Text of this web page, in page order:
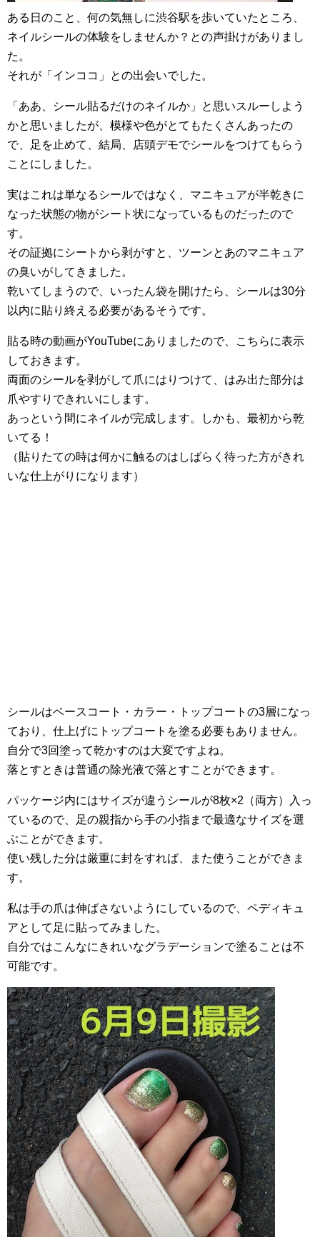
ある日のこと、何の気無しに渋谷駅を歩いていたところ、
ネイルシールの体験をしませんか？との声掛けがありまし
た。
それが「インココ」との出会いでした。
「ああ、シール貼るだけのネイルか」と思いスルーしよう
かと思いましたが、模様や色がとてもたくさんあったの
で、足を止めて、結局、店頭デモでシールをつけてもらう
ことにしました。
実はこれは単なるシールではなく、マニキュアが半乾きに
なった状態の物がシート状になっているものだったので
す。
その証拠にシートから剥がすと、ツーンとあのマニキュア
の臭いがしてきました。
乾いてしまうので、いったん袋を開けたら、シールは30分
以内に貼り終える必要があるそうです。
貼る時の動画がYouTubeにありましたので、こちらに表示
しておきます。
両面のシールを剥がして爪にはりつけて、はみ出た部分は
爪やすりできれいにします。
あっという間にネイルが完成します。しかも、最初から乾
いてる！
（貼りたての時は何かに触るのはしばらく待った方がきれ
いな仕上がりになります）
シールはベースコート・カラー・トップコートの3層になっ
ており、仕上げにトップコートを塗る必要もありません。
自分で3回塗って乾かすのは大変ですよね。
落とすときは普通の除光液で落とすことができます。
パッケージ内にはサイズが違うシールが8枚×2（両方）入っ
ているので、足の親指から手の小指まで最適なサイズを選
ぶことができます。
使い残した分は厳重に封をすれば、また使うことができま
す。
私は手の爪は伸ばさないようにしているので、ペディキュ
アとして足に貼ってみました。
自分ではこんなにきれいなグラデーションで塗ることは不
可能です。